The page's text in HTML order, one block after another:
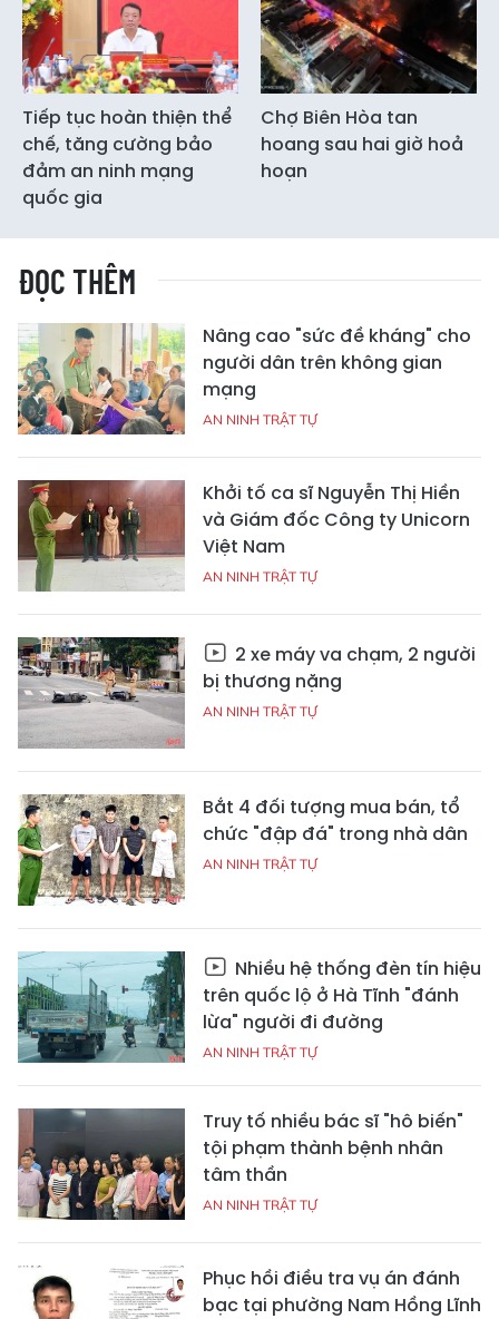
Tiếp tục hoàn thiện thể
chế, tăng cường bảo
đảm an ninh mạng
quốc gia
Chợ Biên Hòa tan
hoang sau hai giờ hoả
hoạn
ĐỌC THÊM
Nâng cao "sức đề kháng" cho
người dân trên không gian
mạng
AN NINH TRẬT TỰ
Khởi tố ca sĩ Nguyễn Thị Hiền
và Giám đốc Công ty Unicorn
Việt Nam
AN NINH TRẬT TỰ
2 xe máy va chạm, 2 người
bị thương nặng
AN NINH TRẬT TỰ
Bắt 4 đối tượng mua bán, tổ
chức "đập đá" trong nhà dân
AN NINH TRẬT TỰ
Nhiều hệ thống đèn tín hiệu
trên quốc lộ ở Hà Tĩnh "đánh
lừa" người đi đường
AN NINH TRẬT TỰ
Truy tố nhiều bác sĩ "hô biến"
tội phạm thành bệnh nhân
tâm thần
AN NINH TRẬT TỰ
Phục hồi điều tra vụ án đánh
bạc tại phường Nam Hồng Lĩnh